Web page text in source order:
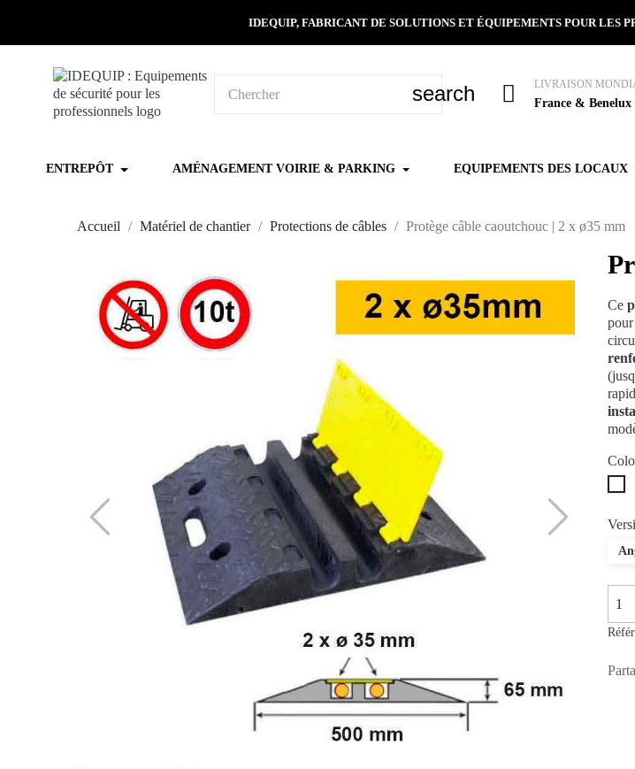
IDEQUIP, FABRICANT DE SOLUTIONS ET ÉQUIPEMENTS POUR LES
search LIVRAISON
France & Benelux
ENTREPÔT AMÉNAGEMENT VOIRIE & PARKING EQUIPEMENTS DES LOCAUX
Accueil Matériel de chantier Protections de câbles Protège câble caoutchouc | 2 x ø35 mm
Ce
pour